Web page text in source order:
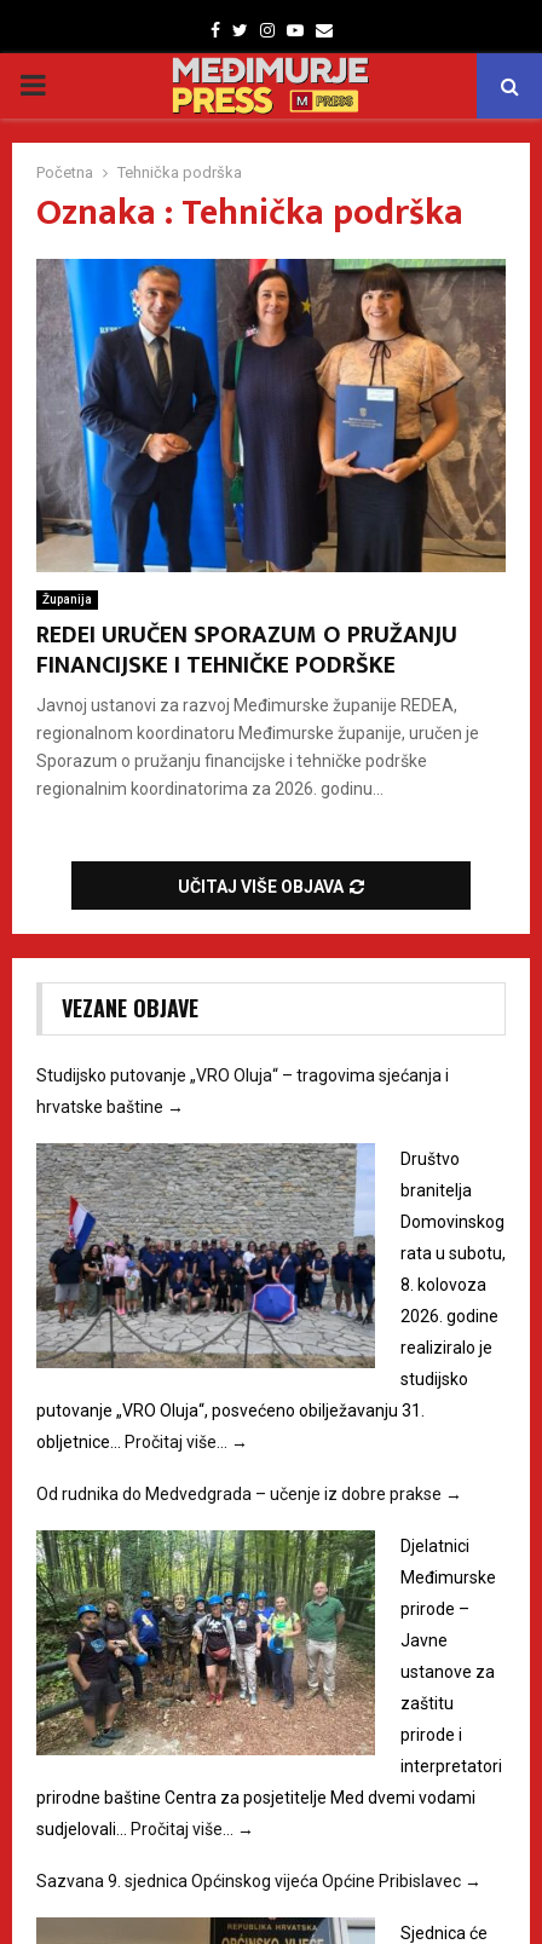
Facebook
TwitterInstagram
Youtube
Email
PRIMARY
MENU
Početna Tehnička podrška
Oznaka : Tehnička podrška
Županija
REDEI URUČEN SPORAZUM O PRUŽANJU
FINANCIJSKE I TEHNIČKE PODRŠKE
Javnoj ustanovi za razvoj Međimurske županije REDEA,
regionalnom koordinatoru Međimurske županije, uručen je
Sporazum o pružanju financijske i tehničke podrške
regionalnim koordinatorima za 2026. godinu...
UČITAJ VIŠE OBJAVA
VEZANE OBJAVE
Studijsko putovanje „VRO Oluja“ – tragovima sjećanja i
hrvatske baštine →
Društvo
branitelja
Domovinskog
rata u subotu,
8. kolovoza
2026. godine
realiziralo je
studijsko
putovanje „VRO Oluja“, posvećeno obilježavanju 31.
obljetnice…
Pročitaj više… →
Od rudnika do Medvedgrada – učenje iz dobre prakse →
Djelatnici
Međimurske
prirode –
Javne
ustanove za
zaštitu
prirode i
interpretatori
prirodne baštine Centra za posjetitelje Med dvemi vodami
sudjelovali…
Pročitaj više… →
Sazvana 9. sjednica Općinskog vijeća Općine Pribislavec →
Sjednica će